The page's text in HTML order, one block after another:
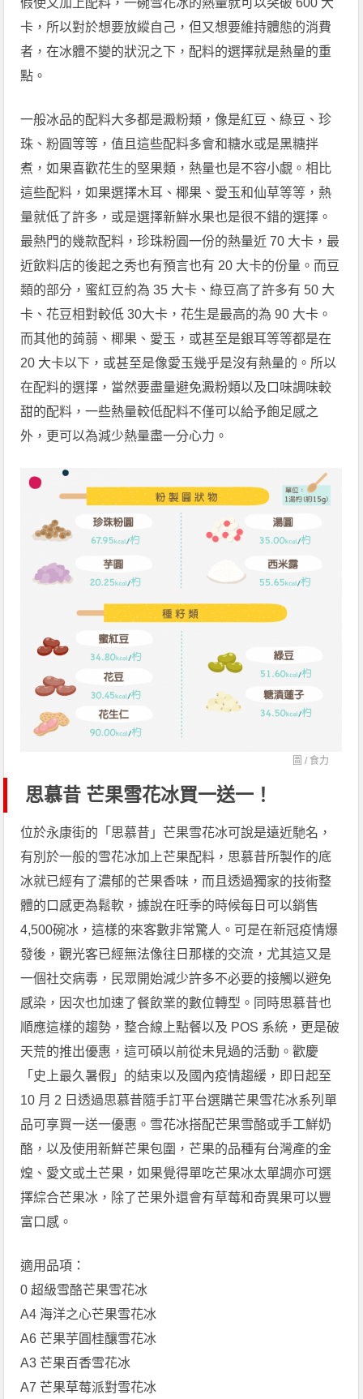
假使又加上配料，一碗雪花冰的熱量就可以突破 600 大
卡，所以對於想要放縱自己，但又想要維持體態的消費
者，在冰體不變的狀況之下，配料的選擇就是熱量的重
點。
一般冰品的配料大多都是澱粉類，像是紅豆、綠豆、珍
珠、粉圓等等，值且這些配料多會和糖水或是黑糖拌
煮，如果喜歡花生的堅果類，熱量也是不容小覷。相比
這些配料，如果選擇木耳、椰果、愛玉和仙草等等，熱
量就低了許多，或是選擇新鮮水果也是很不錯的選擇。
最熱門的幾款配料，珍珠粉圓一份的熱量近 70 大卡，最
近飲料店的後起之秀也有預言也有 20 大卡的份量。而豆
類的部分，蜜紅豆約為 35 大卡、綠豆高了許多有 50 大
卡、花豆相對較低 30大卡，花生是最高的為 90 大卡。
而其他的蒟蒻、椰果、愛玉，或甚至是銀耳等等都是在
20 大卡以下，或甚至是像愛玉幾乎是沒有熱量的。所以
在配料的選擇，當然要盡量避免澱粉類以及口味調味較
甜的配料，一些熱量較低配料不僅可以給予飽足感之
外，更可以為減少熱量盡一分心力。
圖 / 食力
思慕昔 芒果雪花冰買一送一！
位於永康街的「思慕昔」芒果雪花冰可說是遠近馳名，
有別於一般的雪花冰加上芒果配料，思慕昔所製作的底
冰就已經有了濃郁的芒果香味，而且透過獨家的技術整
體的口感更為鬆軟，據說在旺季的時候每日可以銷售
4,500碗冰，這樣的來客數非常驚人。可是在新冠疫情爆
發後，觀光客已經無法像往日那樣的交流，尤其這又是
一個社交病毒，民眾開始減少許多不必要的接觸以避免
感染，因次也加速了餐飲業的數位轉型。同時思慕昔也
順應這樣的趨勢，整合線上點餐以及 POS 系統，更是破
天荒的推出優惠，這可碩以前從未見過的活動。歡慶
「史上最久暑假」的結束以及國內疫情趨緩，即日起至
10 月 2 日透過思慕昔隨手訂平台選購芒果雪花冰系列單
品可享買一送一優惠。雪花冰搭配芒果雪酪或手工鮮奶
酪，以及使用新鮮芒果包圍，芒果的品種有台灣產的金
煌、愛文或土芒果，如果覺得單吃芒果冰太單調亦可選
擇綜合芒果冰，除了芒果外還會有草莓和奇異果可以豐
富口感。
適用品項：
0 超級雪酪芒果雪花冰
A4 海洋之心芒果雪花冰
A6 芒果芋圓桂釀雪花冰
A3 芒果百香雪花冰
A7 芒果草莓派對雪花冰